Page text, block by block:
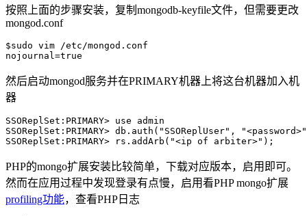
按照上面的步骤安装，复制mongodb-keyfile文件，但需要更改
mongod.conf
$sudo vim /etc/mongod.conf
然后启动mongod服务并在PRIMARY机器上将这台机器加入机
器
SSOReplSet:PRIMARY> use admin
SSOReplSet:PRIMARY> db.auth("SSOReplUser",
PHP的mongo扩展安装比较简单，下载对应版本，启用即可。
然而在应用过程中发现登录有点慢，启用看PHP mongo扩展
profiling功能，查看PHP日志